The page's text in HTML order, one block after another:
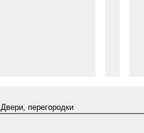
Двери, перегородки